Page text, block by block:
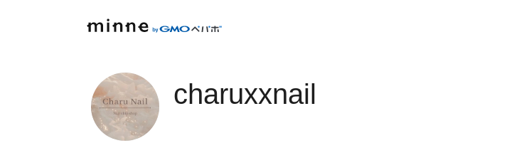
charuxxnail